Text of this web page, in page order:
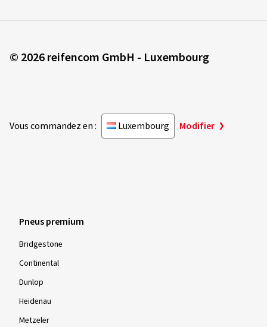
© 2026 reifencom GmbH - Luxembourg
Vous commandez en : Luxembourg Modifier
Pneus premium
Bridgestone
Continental
Dunlop
Heidenau
Metzeler